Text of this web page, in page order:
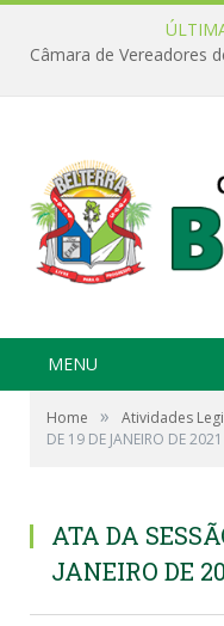
MENU
Home » Atividades
DE 19 DE JANEIRO DE 2021
ATA DA
JANEIRO DE